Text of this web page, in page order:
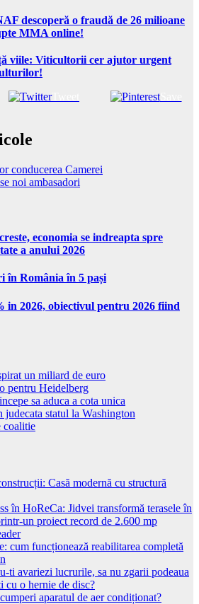
descoperă o fraudă de 26 milioane
MMA online!
viile: Viticultorii cer ajutor urgent
Tweet Save
conducerea Camerei
noi ambasadori
economia se indreapta spre
a anului 2026
în România în 5 pași
in 2026, obiectivul pentru 2026 fiind
un miliard de euro
pentru Heidelberg
sa aduca a cota unica
judecata statul la Washington
coalitie
Casă modernă cu structură
în HoReCa: Jidvei transformă terasele în
un proiect record de 2.600 mp
cum funcționează reabilitarea completă
ti avariezi lucrurile, sa nu zgarii podeaua
cu o hernie de disc?
aparatul de aer condiționat?